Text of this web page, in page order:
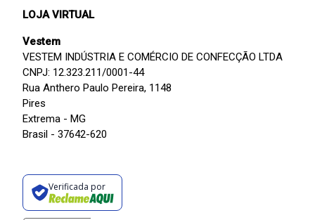
LOJA VIRTUAL
Vestem
VESTEM INDÚSTRIA E COMÉRCIO DE CONFECÇÃO LTDA
CNPJ: 12.323.211/0001-44
Rua Anthero Paulo Pereira, 1148
Pires
Extrema - MG
Brasil - 37642-620
Verificada por